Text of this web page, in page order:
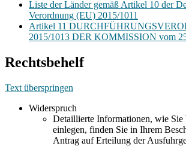
Liste der Länder gemäß Artikel 10 der
Verordnung (EU) 2015/1011
Artikel 11
2015/1013 DER KOMMISSION vom
Rechtsbehelf
Text überspringen
Widerspruch
Detaillierte Informationen, wie Sie
einlegen, finden Sie in Ihrem
Antrag auf Erteilung der